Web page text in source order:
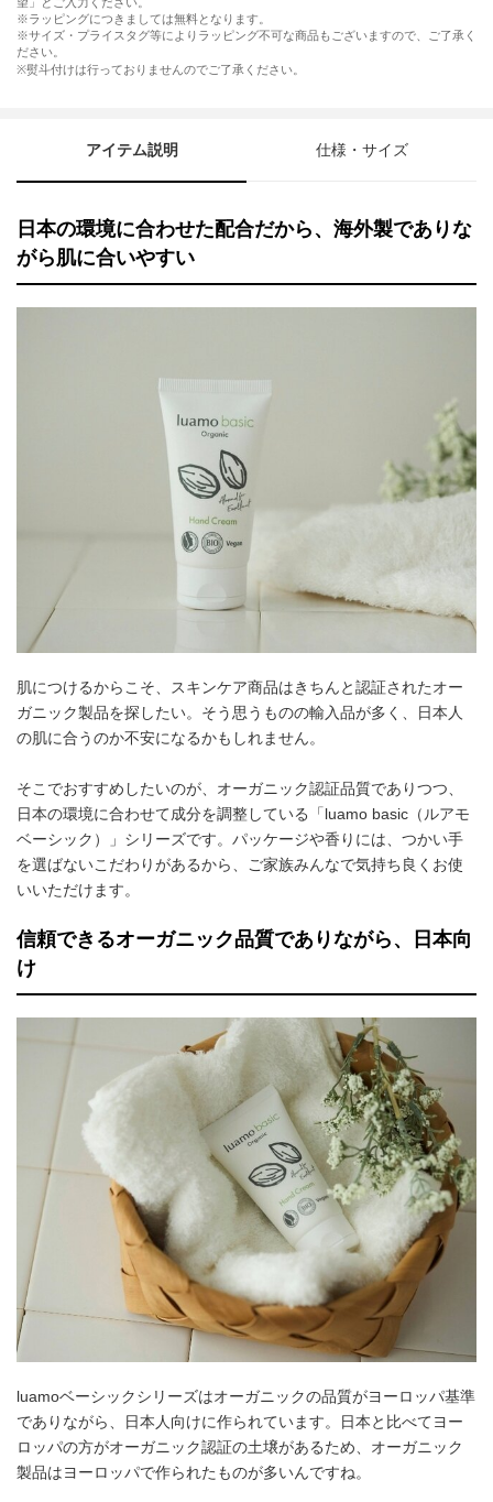
※ラッピングにつきましては無料となります。
※サイズ・プライスタグ等によりラッピング不可な商品もございますので、ご了承く
ださい。
※熨斗付けは行っておりませんのでご了承ください。
アイテム説明 仕様・サイズ
日本の環境に合わせた配合だから、海外製でありな
がら肌に合いやすい
肌につけるからこそ、スキンケア商品はきちんと認証されたオー
ガニック製品を探したい。そう思うものの輸入品が多く、日本人
の肌に合うのか不安になるかもしれません。
そこでおすすめしたいのが、オーガニック認証品質でありつつ、
日本の環境に合わせて成分を調整している「luamo basic（ルアモ
ベーシック）」シリーズです。パッケージや香りには、つかい手
を選ばないこだわりがあるから、ご家族みんなで気持ち良くお使
いいただけます。
信頼できるオーガニック品質でありながら、日本向
け
luamoベーシックシリーズはオーガニックの品質がヨーロッパ基準
でありながら、日本人向けに作られています。日本と比べてヨー
ロッパの方がオーガニック認証の土壌があるため、オーガニック
製品はヨーロッパで作られたものが多いんですね。